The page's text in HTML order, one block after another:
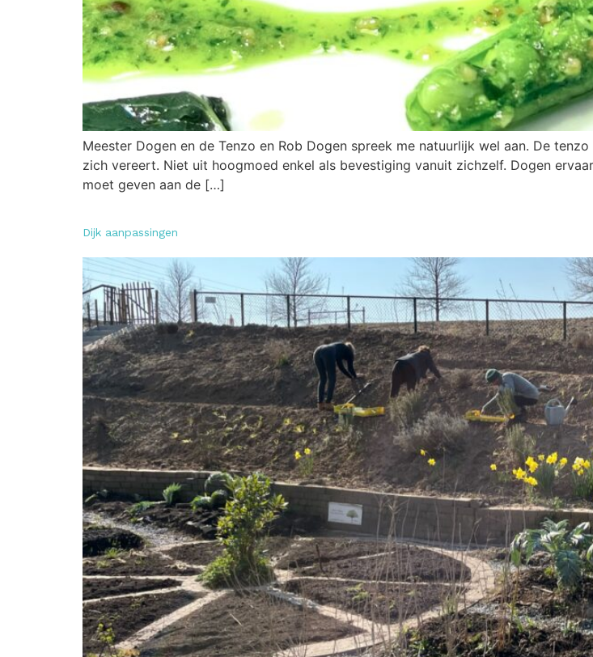
Meester Dogen en de Tenzo en Rob Dogen spreek me natuurlijk wel aan. De
zich vereert. Niet uit hoogmoed enkel als bevestiging vanuit zichzelf. Dogen
moet geven aan de […]
Dijk aanpassingen